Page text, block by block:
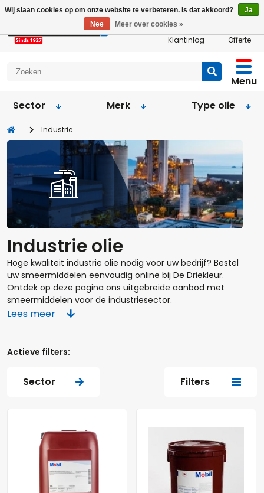
Klantinlog Offerte
Menu
Sector
Merk Type olie
Industrie
Industrie olie
Hoge kwaliteit industrie olie nodig voor uw bedrijf? Bestel
uw smeermiddelen eenvoudig online bij De Driekleur.
Ontdek op deze pagina ons uitgebreide aanbod met
smeermiddelen voor de industriesector.
Lees meer
Actieve filters:
Sector Filters
Wij slaan cookies op om onze website te verbeteren. Is dat akkoord?
Ja
Nee
Meer over cookies »